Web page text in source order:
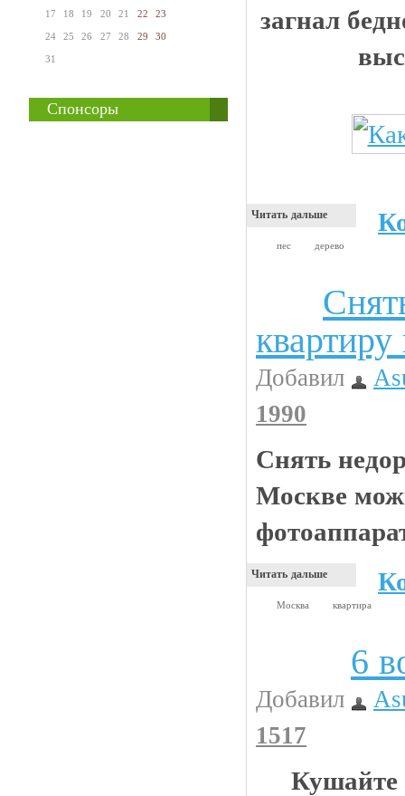
17 18 19 20 21 22 23
24 25 26 27 28 29 30
31
Спонсоры
загнал
Читать дальше
пес дерево
Добавил
1990
Снять
Москве
Читать дальше
Москва квартира
6
Добавил
1517
Кушайте